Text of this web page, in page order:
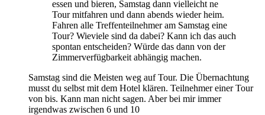
essen und bieren, Samstag dann vielleicht ne
Tour mitfahren und dann abends wieder heim.
Fahren alle Treffenteilnehmer am Samstag eine
Tour? Wieviele sind da dabei? Kann ich das auch
spontan entscheiden? Würde das dann von der
Zimmerverfügbarkeit abhängig machen.
Samstag sind die Meisten weg auf Tour. Die Übernachtung
musst du selbst mit dem Hotel klären. Teilnehmer einer Tour
von bis. Kann man nicht sagen. Aber bei mir immer
irgendwas zwischen 6 und 10